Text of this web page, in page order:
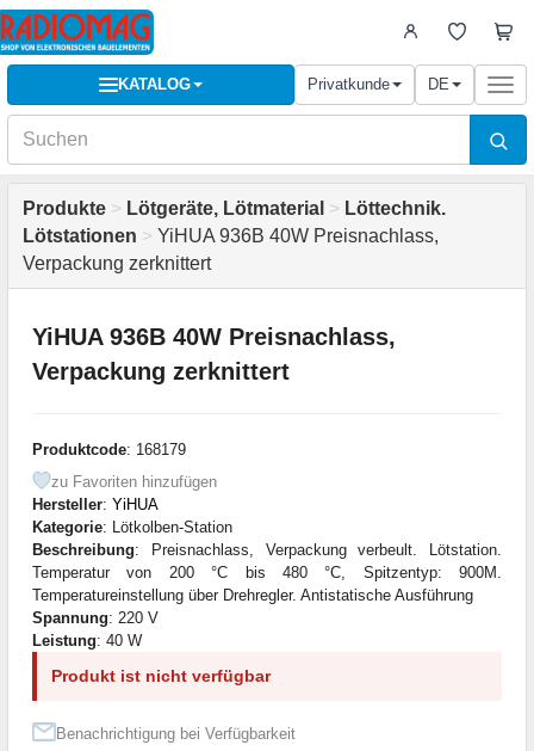
KATALOG Privatkunde DE
Produkte > Lötgeräte, Lötmaterial > Löttechnik.
Lötstationen > YiHUA 936B 40W Preisnachlass,
Verpackung zerknittert
YiHUA 936B 40W Preisnachlass,
Verpackung zerknittert
Produktcode: 168179
zu Favoriten hinzufügen
Hersteller: YiHUA
Kategorie: Lötkolben-Station
Beschreibung: Preisnachlass, Verpackung verbeult. Lötstation.
Temperatur von 200 °C bis 480 °C, Spitzentyp: 900M.
Temperatureinstellung über Drehregler. Antistatische Ausführung
Spannung: 220 V
Leistung: 40 W
Produkt ist nicht verfügbar
Benachrichtigung bei Verfügbarkeit